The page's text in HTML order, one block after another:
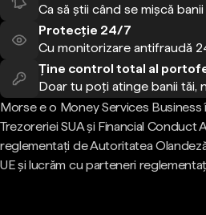
Ca să știi când se mișcă banii
Protecție 24/7
Cu monitorizare antifraudă
Ține control total al
Doar tu poți atinge banii tăi,
Morse e o Money Services
Trezoreriei SUA și Financial Conduct
reglementați de Autoritatea
UE și lucrăm cu parteneri